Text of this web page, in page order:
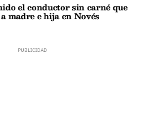
el conductor sin carné que
madre e hija en Novés